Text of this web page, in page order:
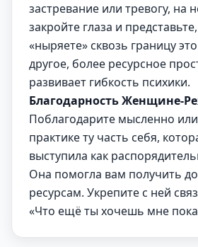
застревание или тревогу, на
закройте глаза и
«ныряете» сквозь границу
другое, более ресурсное
развивает гибкость психики.
Благодарность Женщине-
Поблагодарите мысленно
практике ту часть себя,
выступила как
Она помогла вам получить
ресурсам. Укрепите с ней
«Что ещё ты хочешь мне